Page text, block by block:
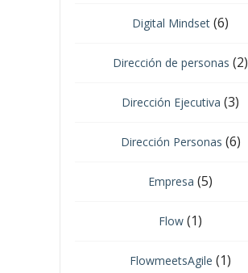
Digital Mindset (6)
Dirección de personas (2)
Dirección Ejecutiva (3)
Dirección Personas (6)
Empresa (5)
Flow (1)
FlowmeetsAgile (1)